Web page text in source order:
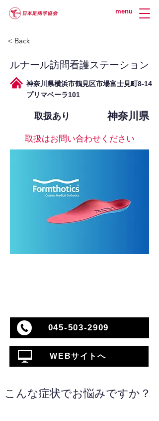
menu
< Back
ルナール訪問看護ステーション
神奈川県横浜市鶴見区市場富士見町8-14
プリマベーラ101
取扱あり 神奈川県
取扱はお問い合わせください
045-503-2909
WEBサイトへ
こんな症状でお悩みですか？